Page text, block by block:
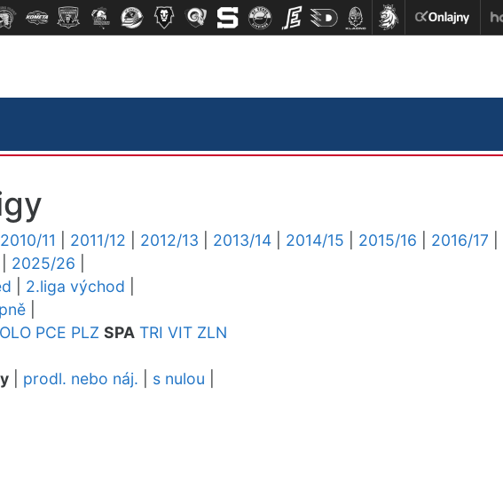
2010/11 2011/12 2012/13 2013/14 2014/15 2015/16 2016/17
2025/26
2.liga východ
OLO PCE PLZ SPA TRI VIT ZLN
prodl. nebo náj. s nulou